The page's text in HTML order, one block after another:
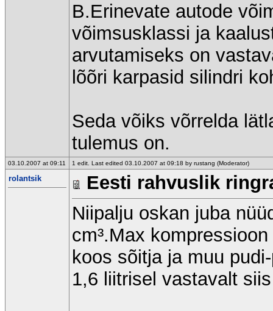
B.Erinevate autode
võimsusklassi ja
arvutamiseks on
lõõri karpasid silindri
Seda võiks võrrelda
tulemus on.
03.10.2007 at 09:11 1 edit. Last edited 03.10.2007 at 09:18 by rustang (Moderator)
rolantsik
Eesti rahvuslik
Niipalju oskan juba
cm³.Max
koos sõitja ja muu
1,6 liitrisel vastavalt